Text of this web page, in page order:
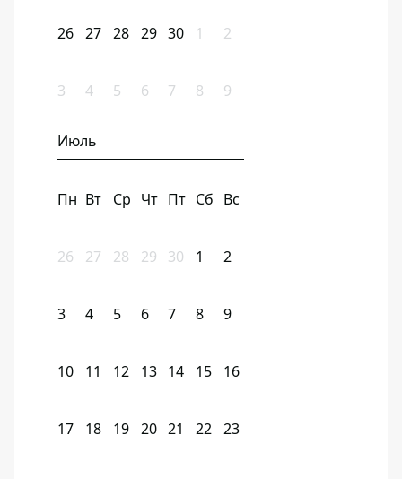
26 27 28 29 30 1 2
3 4 5 6 7 8 9
Июль
Пн Вт Ср Чт Пт Сб Вс
26 27 28 29 30 1 2
3 4 5 6 7 8 9
10 11 12 13 14 15 16
17 18 19 20 21 22 23